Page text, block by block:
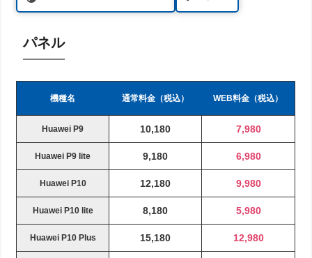
パネル
機種名 通常料金（税込） WEB料金（税込）
Huawei P9 10,180 7,980
Huawei P9 lite 9,180 6,980
Huawei P10 12,180 9,980
Huawei P10 lite 8,180 5,980
Huawei P10 Plus 15,180 12,980